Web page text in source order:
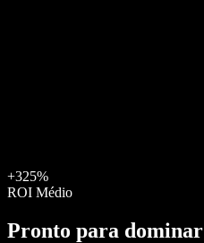
+325%
ROI Médio
Pronto para dominar